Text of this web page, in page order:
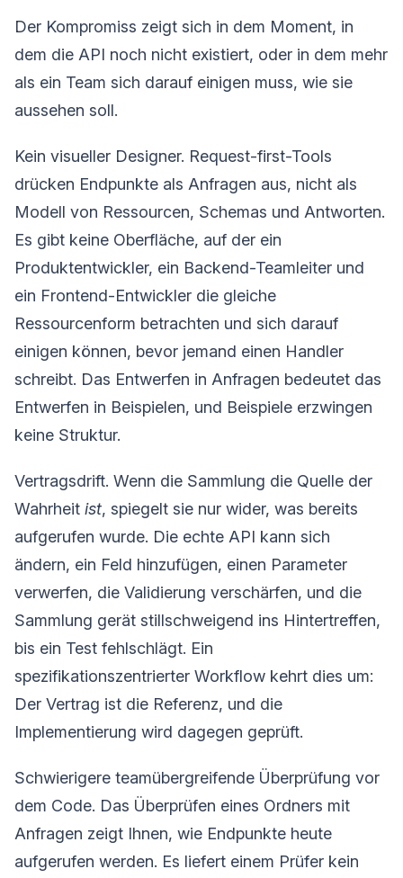
Der Kompromiss zeigt sich in dem Moment, in
dem die API noch nicht existiert, oder in dem mehr
als ein Team sich darauf einigen muss, wie sie
aussehen soll.
Kein visueller Designer. Request-first-Tools
drücken Endpunkte als Anfragen aus, nicht als
Modell von Ressourcen, Schemas und Antworten.
Es gibt keine Oberfläche, auf der ein
Produktentwickler, ein Backend-Teamleiter und
ein Frontend-Entwickler die gleiche
Ressourcenform betrachten und sich darauf
einigen können, bevor jemand einen Handler
schreibt. Das Entwerfen in Anfragen bedeutet das
Entwerfen in Beispielen, und Beispiele erzwingen
keine Struktur.
Vertragsdrift. Wenn die Sammlung die Quelle der
Wahrheit ist, spiegelt sie nur wider, was bereits
aufgerufen wurde. Die echte API kann sich
ändern, ein Feld hinzufügen, einen Parameter
verwerfen, die Validierung verschärfen, und die
Sammlung gerät stillschweigend ins Hintertreffen,
bis ein Test fehlschlägt. Ein
spezifikationszentrierter Workflow kehrt dies um:
Der Vertrag ist die Referenz, und die
Implementierung wird dagegen geprüft.
Schwierigere teamübergreifende Überprüfung vor
dem Code. Das Überprüfen eines Ordners mit
Anfragen zeigt Ihnen, wie Endpunkte heute
aufgerufen werden. Es liefert einem Prüfer kein